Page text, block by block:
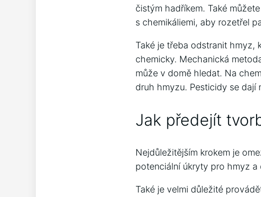
čistým hadříkem. Také
s chemikáliemi, aby rozetřel
Také je třeba odstranit hmyz,
chemicky. Mechanická
může v domě hledat. Na
druh hmyzu. Pesticidy se dají
Jak předejít
Nejdůležitějším krokem je
potenciální úkryty pro hmyz
Také je velmi důležité